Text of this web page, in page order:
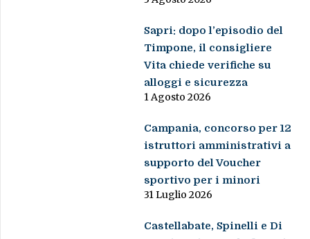
Sapri: dopo l’episodio del
Timpone, il consigliere
Vita chiede verifiche su
alloggi e sicurezza
1 Agosto 2026
Campania, concorso per 12
istruttori amministrativi a
supporto del Voucher
sportivo per i minori
31 Luglio 2026
Castellabate, Spinelli e Di